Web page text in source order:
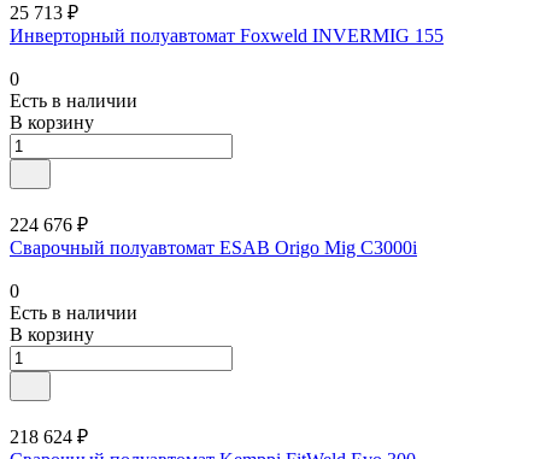
25 713 ₽
Инверторный полуавтомат Foxweld INVERMIG 155
0
Есть в наличии
В корзину
224 676 ₽
Сварочный полуавтомат ESAB Origo Mig C3000i
0
Есть в наличии
В корзину
218 624 ₽